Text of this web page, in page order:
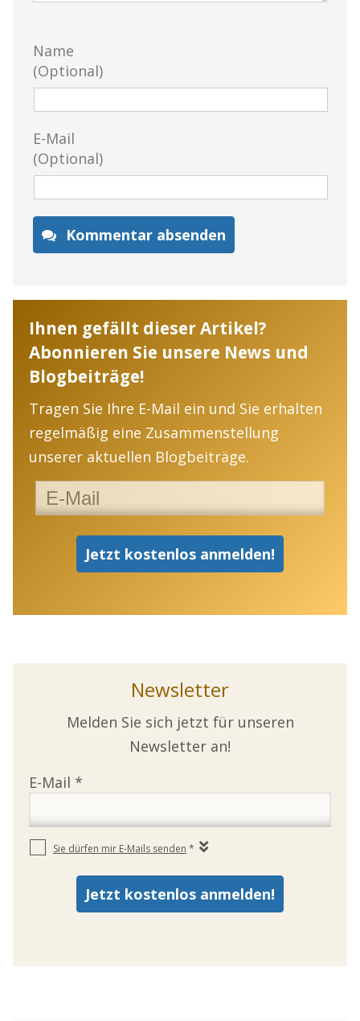
Name
(Optional)
E-Mail
(Optional)
Kommentar absenden
Ihnen gefällt dieser Artikel?
Abonnieren Sie unsere News und
Blogbeiträge!
Tragen Sie Ihre E-Mail ein und Sie erhalten
regelmäßig eine Zusammenstellung
unserer aktuellen Blogbeiträge.
Newsletter
Melden Sie sich jetzt für unseren
Newsletter an!